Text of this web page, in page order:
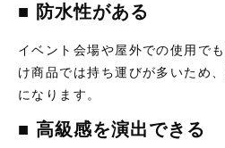
■ 防水性がある
イベント会場や屋外での使用で
け商品では持ち運びが多いため
になります。
■ 高級感を演出できる